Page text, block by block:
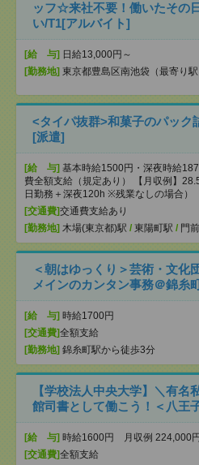
ッフ☆来社不要！働いたその
い/T1[アルバイト]
[給 与] 日給13,000円～
[勤務地] 東京都豊島区南池袋（最寄り駅
<タイパ抜群>和菓子のパック
[派遣]
[給 与] 基本時給1500円・深夜時給
費全額支給（規定あり） 【月収例】
日勤務＋深夜120h ※残業なしの場合）
[交通費]交通費支給あり
[勤務地] 木場(東京都)駅 / 東陽町駅 / 門
＜朝はゆっくり＞芸術・文化
メインのカンタン事務＠錦糸
[給 与] 時給1700円
[交通費]全額支給
[勤務地] 錦糸町駅から徒歩3分
【学校法人中央大学】＼有名
館司書として働こう！＜八王
[給 与] 時給1600円 月収例 224,000
[交通費]全額支給